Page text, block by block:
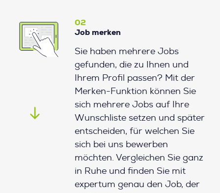
02
Job merken
Sie haben mehrere Jobs
gefunden, die zu Ihnen und
Ihrem Profil passen? Mit der
Merken-Funktion können Sie
sich mehrere Jobs auf Ihre
Wunschliste setzen und später
entscheiden, für welchen Sie
sich bei uns bewerben
möchten. Vergleichen Sie ganz
in Ruhe und finden Sie mit
expertum genau den Job, der